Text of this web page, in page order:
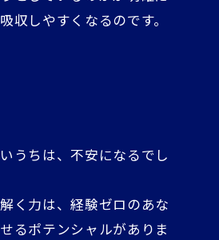
収しやすくなるのです。
うちは、不安になるでし
く力は、経験ゼロのあな
るポテンシャルがありま